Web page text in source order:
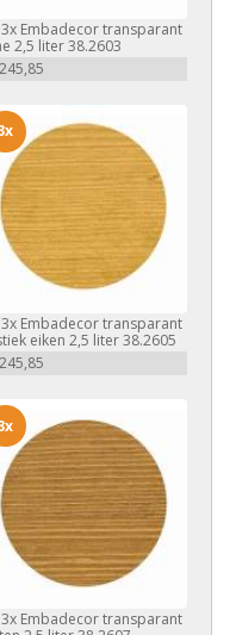
3xEmbadecor transparant
2,5 liter 38.2603
3xEmbadecor transparant
eiken 2,5 liter 38.2605
3xEmbadecor transparant